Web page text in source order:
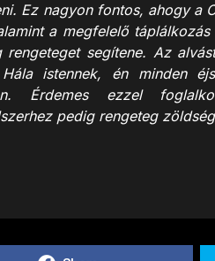
Ez nagyon fontos, ahogy a
a megfelelő
rengeteget segítene. Az
istennek, én minden
Érdemes ezzel
pedig rengeteg